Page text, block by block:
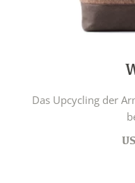
Das Upcycling der